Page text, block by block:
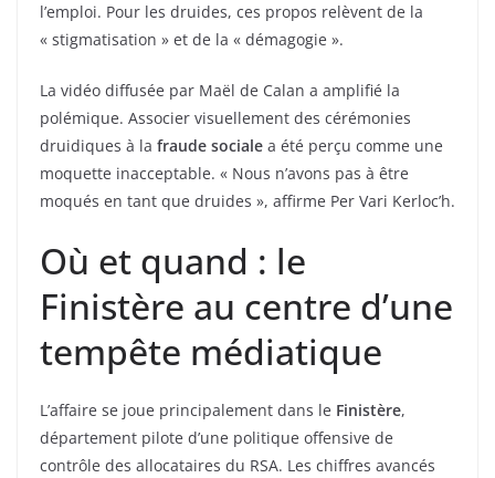
l’emploi. Pour les druides, ces propos relèvent de la
« stigmatisation » et de la « démagogie ».
La vidéo diffusée par Maël de Calan a amplifié la
polémique. Associer visuellement des cérémonies
druidiques à la fraude sociale a été perçu comme une
moquette inacceptable. « Nous n’avons pas à être
moqués en tant que druides », affirme Per Vari Kerloc’h.
Où et quand : le
Finistère au centre d’une
tempête médiatique
L’affaire se joue principalement dans le Finistère,
département pilote d’une politique offensive de
contrôle des allocataires du RSA. Les chiffres avancés